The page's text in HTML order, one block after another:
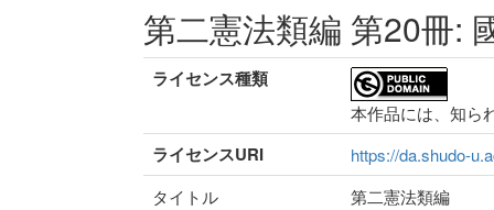
第二憲法類編 第20冊:
ライセンス種類
本作品には、知ら
ライセンスURI
https://da.shudo-
タイトル
第二憲法類編